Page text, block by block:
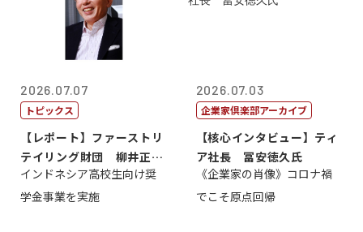
2026.07.07
トピックス
【レポート】ファーストリ
テイリング財団 柳井正
理事長
インドネシア高校生向け奨
学金事業を実施
2026.07.03
企業家倶楽部アーカイブ
【核心インタビュー】ティ
ア社長 冨安徳久氏
《企業家の肖像》コロナ禍
でこそ原点回帰